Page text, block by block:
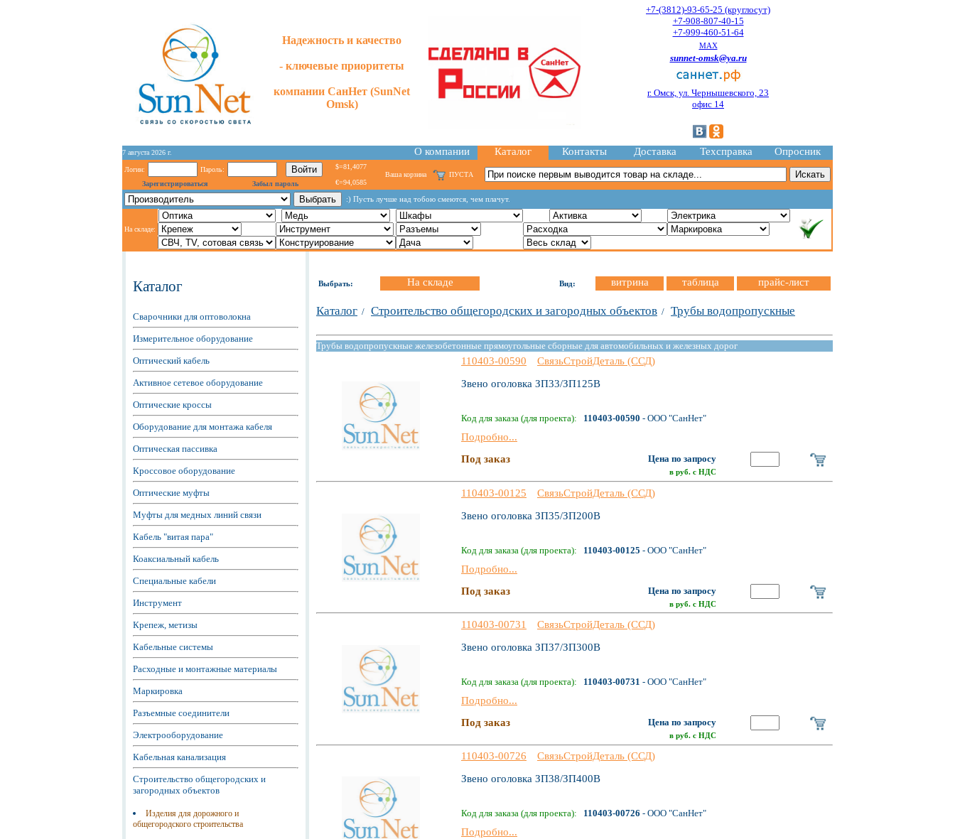
Надежность и качество
- ключевые приоритеты
компании СанНет (SunNet
Omsk)
+7-(3812)-93-65-25 (круглосут)
+7-908-807-40-15
+7-999-460-51-64
MAX
sunnet-omsk@ya.ru
г. Омск, ул. Чернышевского, 23
офис 14
7 августа 2026 г. О компании Каталог Контакты Доставка Техсправка Опросник
Логин:
Пароль:
Зарегистрироваться
Забыл пароль
$=81,4077
€=94,0585
Ваша корзина ПУСТА
:) Пусть лучше над тобою смеются, чем плачут.
На складе:
Каталог
Сварочники для оптоволокна
Измерительное оборудование
Оптический кабель
Активное сетевое оборудование
Оптические кроссы
Оборудование для монтажа кабеля
Оптическая пассивка
Кроссовое оборудование
Оптические муфты
Муфты для медных линий связи
Кабель "витая пара"
Коаксиальный кабель
Специальные кабели
Инструмент
Крепеж, метизы
Кабельные системы
Расходные и монтажные материалы
Маркировка
Разъемные соединители
Электрооборудование
Кабельная канализация
Строительство общегородских и
загородных объектов
Изделия для дорожного и
общегородского строительства
Выбрать: На складе Вид: витрина таблица прайс-лист
Каталог / Строительство общегородских и загородных объектов / Трубы водопропускные
Трубы водопропускные железобетонные прямоугольные сборные для автомобильных и железных дорог
110403-00590
СвязьСтройДеталь (ССД)
Звено оголовка ЗП33/ЗП125В
Код для заказа (для проекта): 110403-00590 - ООО "СанНет"
Подробно...
Под заказ
Цена по запросу
в руб. с НДС
110403-00125
СвязьСтройДеталь (ССД)
Звено оголовка ЗП35/ЗП200В
Код для заказа (для проекта): 110403-00125 - ООО "СанНет"
Подробно...
Под заказ
Цена по запросу
в руб. с НДС
110403-00731
СвязьСтройДеталь (ССД)
Звено оголовка ЗП37/ЗП300В
Код для заказа (для проекта): 110403-00731 - ООО "СанНет"
Подробно...
Под заказ
Цена по запросу
в руб. с НДС
110403-00726
СвязьСтройДеталь (ССД)
Звено оголовка ЗП38/ЗП400В
Код для заказа (для проекта): 110403-00726 - ООО "СанНет"
Подробно...